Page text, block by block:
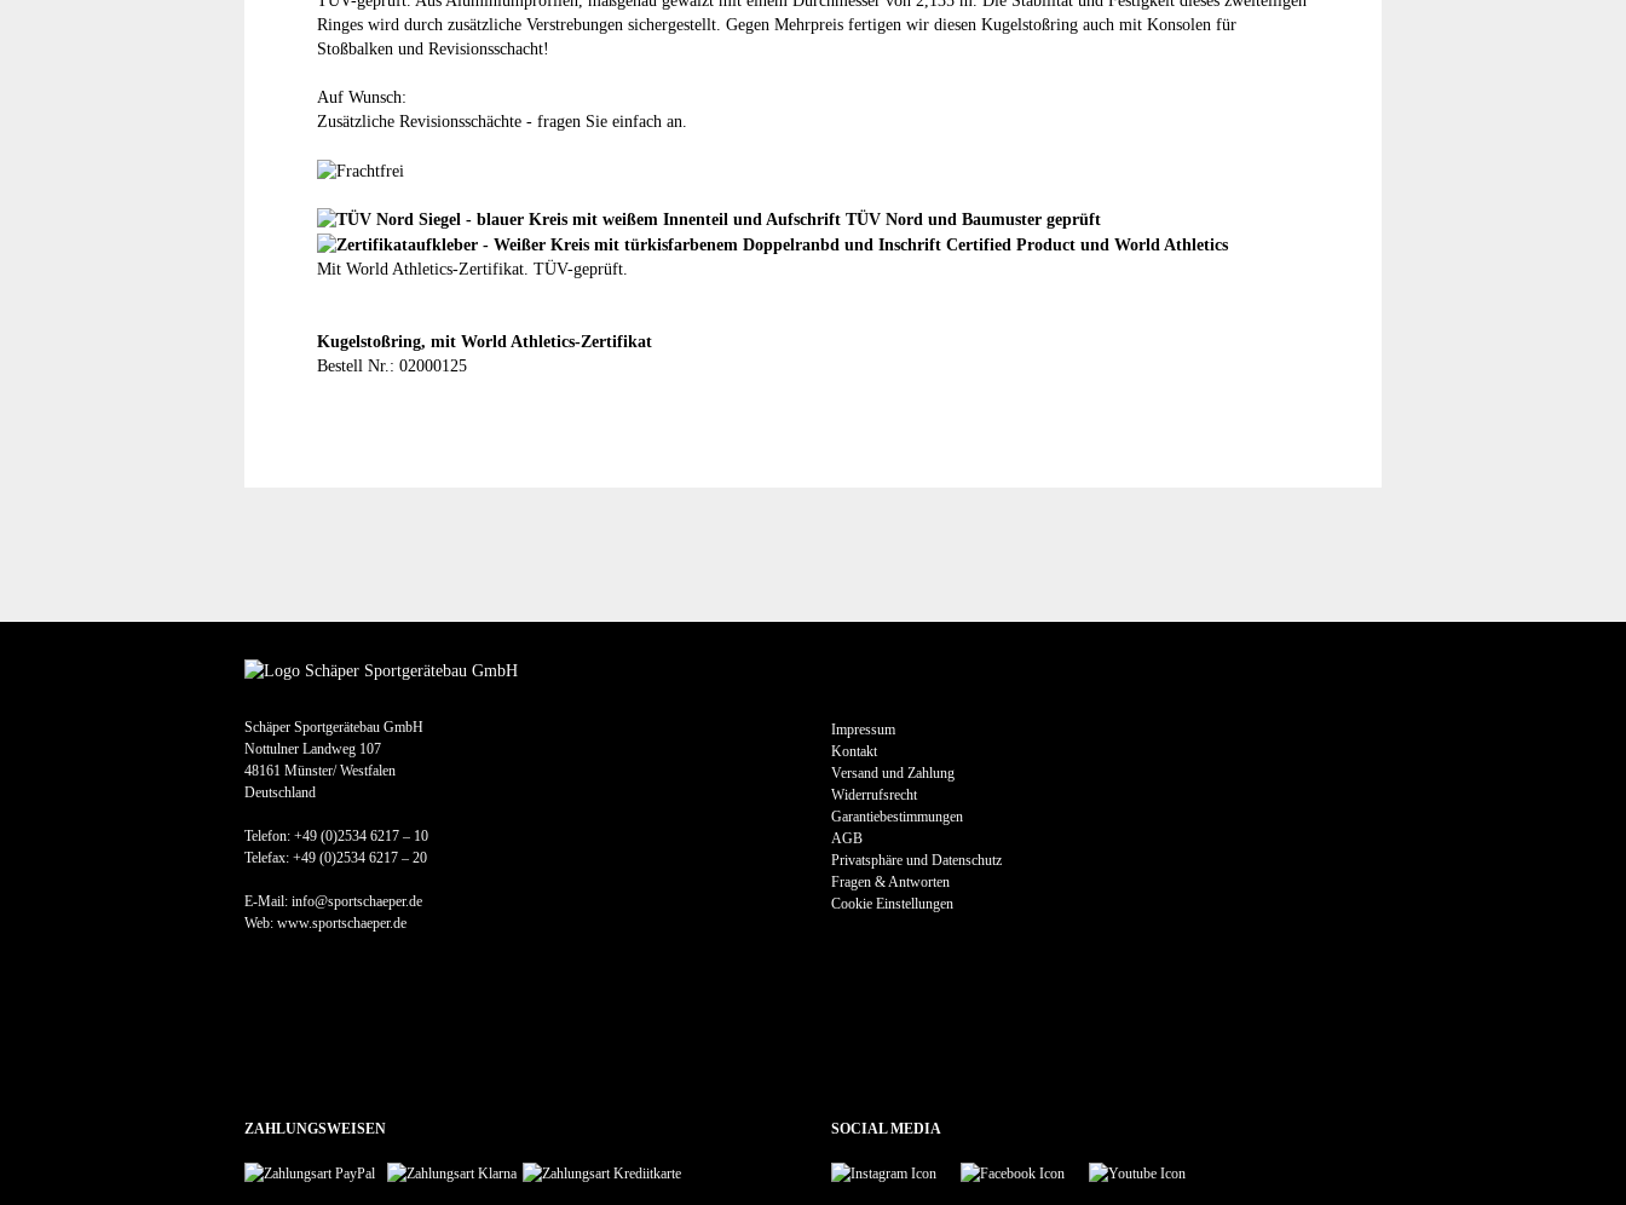
Ringes wird durch zusätzliche Verstrebungen sichergestellt. Gegen Mehrpreis fertigen wir diesen Kugelstoßring auch mit Konsolen für
Stoßbalken und Revisionsschacht!
Auf Wunsch:
Zusätzliche Revisionsschächte - fragen Sie einfach an.
Mit World Athletics-Zertifikat. TÜV-geprüft.
Kugelstoßring, mit World Athletics-Zertifikat
Bestell Nr.: 02000125
Schäper Sportgerätebau GmbH
Nottulner Landweg 107
48161 Münster/ Westfalen
Deutschland
Telefon: +49 (0)2534 6217 – 10
Telefax: +49 (0)2534 6217 – 20
E-Mail: info@sportschaeper.de
Web: www.sportschaeper.de
Impressum
Kontakt
Versand und Zahlung
Widerrufsrecht
Garantiebestimmungen
AGB
Privatsphäre und Datenschutz
Fragen & Antworten
Cookie Einstellungen
ZAHLUNGSWEISEN SOCIAL MEDIA